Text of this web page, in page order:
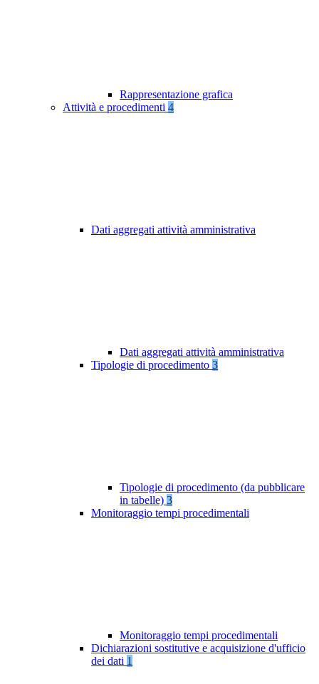
Rappresentazione grafica
Attività e procedimenti 4
Dati aggregati attività amministrativa
Dati aggregati attività amministrativa
Tipologie di procedimento 3
Tipologie di procedimento (da pubblicare
in tabelle) 3
Monitoraggio tempi procedimentali
Monitoraggio tempi procedimentali
Dichiarazioni sostitutive e acquisizione d'ufficio
dei dati 1